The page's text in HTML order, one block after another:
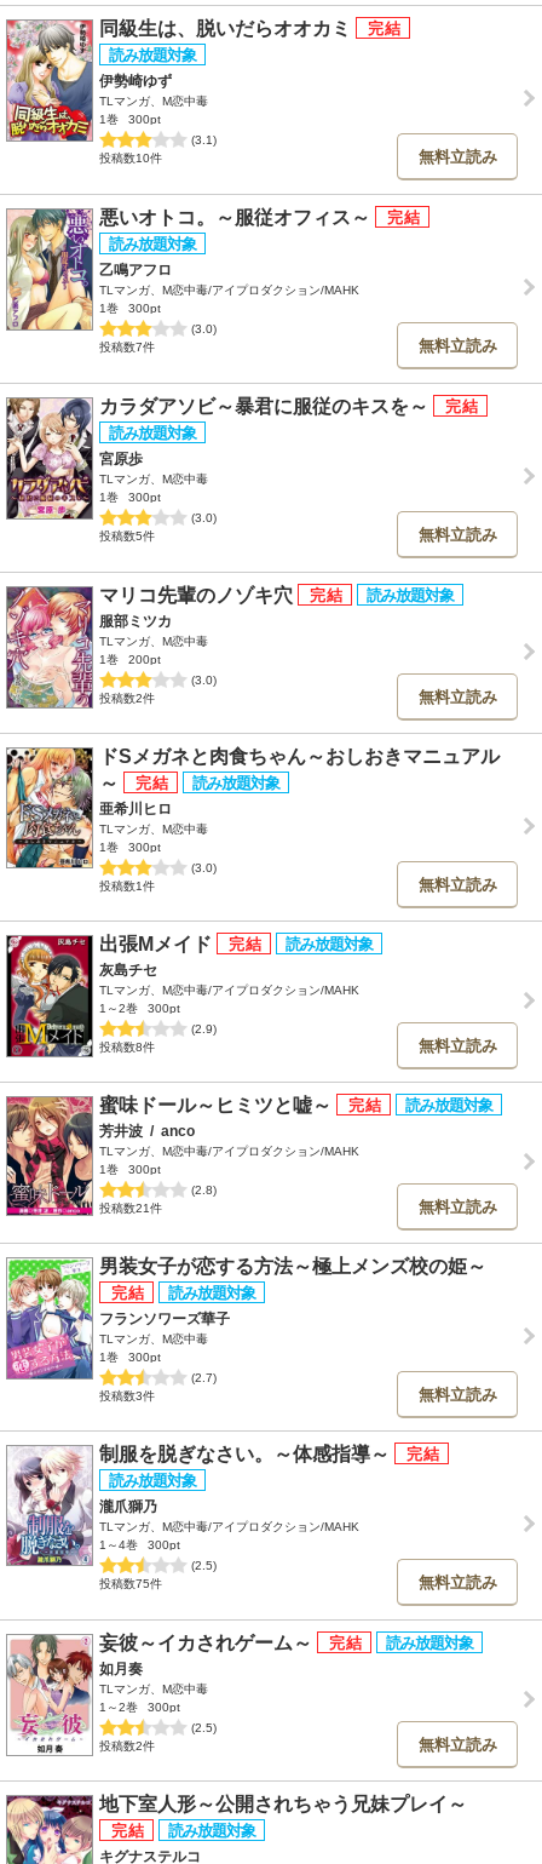
同級生は、脱いだらオオカミ
伊勢崎ゆず
TLマンガ、M恋中毒
1巻
300pt
(3.1)
投稿数10件
無料立読み
悪いオトコ。～服従オフィス～
乙鳴アフロ
TLマンガ、M恋中毒/アイプロダクション/MAHK
1巻
300pt
(3.0)
投稿数7件
無料立読み
カラダアソビ～暴君に服従のキスを～
宮原歩
TLマンガ、M恋中毒
1巻
300pt
(3.0)
投稿数5件
無料立読み
マリコ先輩のノゾキ穴
服部ミツカ
TLマンガ、M恋中毒
1巻
200pt
(3.0)
投稿数2件
無料立読み
ドSメガネと肉食ちゃん～おしおきマニュアル
～
亜希川ヒロ
TLマンガ、M恋中毒
1巻
300pt
(3.0)
投稿数1件
無料立読み
出張Mメイド
灰島チセ
TLマンガ、M恋中毒/アイプロダクション/MAHK
1～2巻
300pt
(2.9)
投稿数8件
無料立読み
蜜味ドール～ヒミツと嘘～
芳井波 / anco
TLマンガ、M恋中毒/アイプロダクション/MAHK
1巻
300pt
(2.8)
投稿数21件
無料立読み
男装女子が恋する方法～極上メンズ校の姫～
フランソワーズ華子
TLマンガ、M恋中毒
1巻
300pt
(2.7)
投稿数3件
無料立読み
制服を脱ぎなさい。～体感指導～
瀧爪獅乃
TLマンガ、M恋中毒/アイプロダクション/MAHK
1～4巻
300pt
(2.5)
投稿数75件
無料立読み
妄彼～イカされゲーム～
如月奏
TLマンガ、M恋中毒
1～2巻
300pt
(2.5)
投稿数2件
無料立読み
地下室人形～公開されちゃう兄妹プレイ～
キグナステルコ